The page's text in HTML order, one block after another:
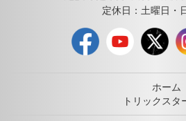
定休日：土曜日・
ホーム
トリックスタ